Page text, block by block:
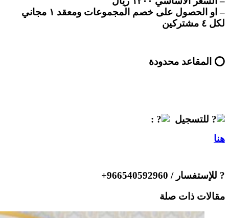
– او الحصول على خصم المجموعات ومعقد ١ مجاني
لكل ٤ مشتركين
⭕ المقاعد محدودة
للتسجيل
:
هنا
? للإستفسار / 966540592960+
مقالات ذات صلة